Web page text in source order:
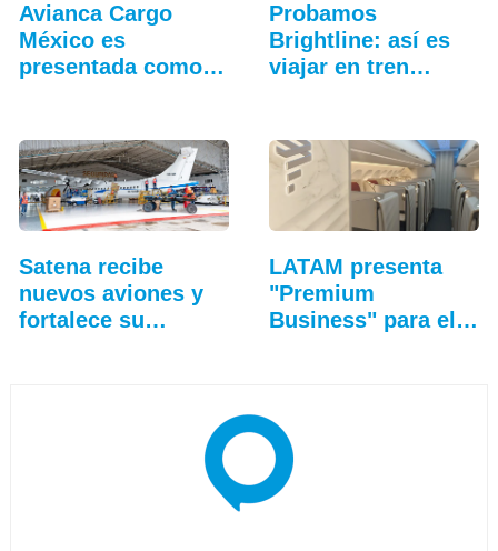
Avianca Cargo
México es
presentada como
Probamos
Brightline: así es
viajar en tren
Satena recibe
nuevos aviones y
fortalece su
LATAM presenta
"Premium
Business" para el